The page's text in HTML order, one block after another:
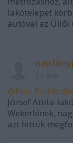
lakótelepet
autóval az
@Putz Patrik:
József Attila-
Wekerlének,
azt hittük